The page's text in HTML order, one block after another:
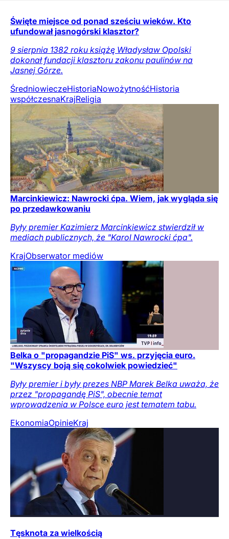
Święte miejsce od ponad sześciu wieków. Kto
ufundował jasnogórski klasztor?
9 sierpnia 1382 roku książę Władysław Opolski
dokonał fundacji klasztoru zakonu paulinów na
Jasnej Górze.
ŚredniowieczeHistoriaNowożytnośćHistoria
współczesnaKrajReligia
Marcinkiewicz: Nawrocki ćpa. Wiem, jak wygląda się
po przedawkowaniu
Były premier Kazimierz Marcinkiewicz stwierdził w
mediach publicznych, że "Karol Nawrocki ćpa".
KrajObserwator mediów
Belka o "propagandzie PiS" ws. przyjęcia euro.
"Wszyscy boją się cokolwiek powiedzieć"
Były premier i były prezes NBP Marek Belka uważa, że
przez "propagandę PiS", obecnie temat
wprowadzenia w Polsce euro jest tematem tabu.
EkonomiaOpinieKraj
Tęsknota za wielkością